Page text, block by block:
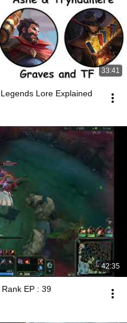
33:41
Lore Explained
42:35
EP : 39